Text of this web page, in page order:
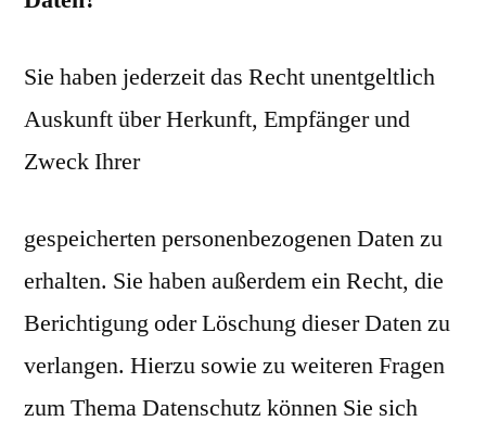
Sie haben jederzeit das Recht unentgeltlich
Auskunft über Herkunft, Empfänger und
Zweck Ihrer
gespeicherten personenbezogenen Daten zu
erhalten. Sie haben außerdem ein Recht, die
Berichtigung oder Löschung dieser Daten zu
verlangen. Hierzu sowie zu weiteren Fragen
zum Thema Datenschutz können Sie sich